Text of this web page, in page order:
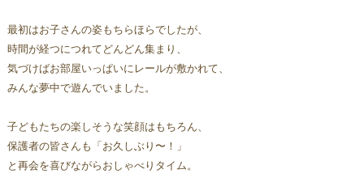
最初はお子さんの姿もちらほらでしたが、
時間が経つにつれてどんどん集まり、
気づけばお部屋いっぱいにレールが敷かれて、
みんな夢中で遊んでいました。
子どもたちの楽しそうな笑顔はもちろん、
保護者の皆さんも「お久しぶり〜！」
と再会を喜びながらおしゃべりタイム。